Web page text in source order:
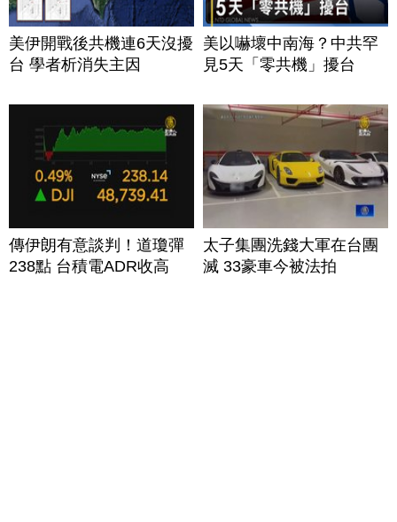
美伊開戰後共機連6天沒擾
台 學者析消失主因
美以嚇壞中南海？中共罕
見5天「零共機」擾台
傳伊朗有意談判！道瓊彈
238點 台積電ADR收高
太子集團洗錢大軍在台團
滅 33豪車今被法拍